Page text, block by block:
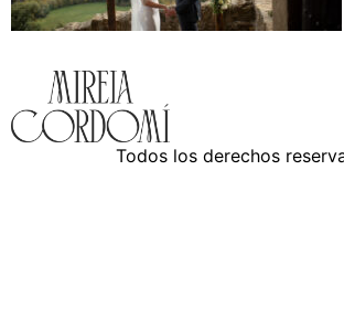
Todos los derechos